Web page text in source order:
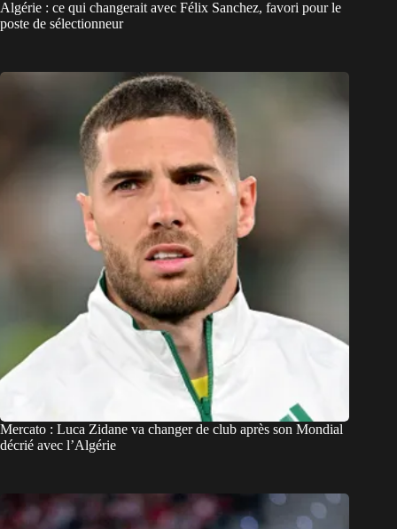
Algérie : ce qui changerait avec Félix Sanchez, favori pour le
poste de sélectionneur
Mercato : Luca Zidane va changer de club après son Mondial
décrié avec l’Algérie